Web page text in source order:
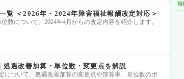
覧 ＜2026年・2024年障害福祉報酬改定対応＞
数について、2024年4月からの改定内容を紹介します。
遇改善加算・単位数・変更点を解説
について、処遇改善加算の変更点や加算率、単位数のポ
報